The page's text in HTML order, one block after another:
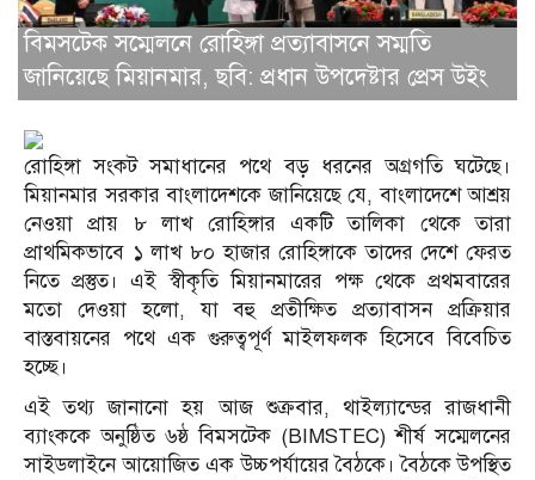
বিমসটেক সম্মেলনে রোহিঙ্গা প্রত্যাবাসনে সম্মতি
জানিয়েছে মিয়ানমার, ছবি: প্রধান উপদেষ্টার প্রেস উইং
রোহিঙ্গা সংকট সমাধানের পথে বড় ধরনের অগ্রগতি ঘটেছে।
মিয়ানমার সরকার বাংলাদেশকে জানিয়েছে যে, বাংলাদেশে আশ্রয়
নেওয়া প্রায় ৮ লাখ রোহিঙ্গার একটি তালিকা থেকে তারা
প্রাথমিকভাবে ১ লাখ ৮০ হাজার রোহিঙ্গাকে তাদের দেশে ফেরত
নিতে প্রস্তুত। এই স্বীকৃতি মিয়ানমারের পক্ষ থেকে প্রথমবারের
মতো দেওয়া হলো, যা বহু প্রতীক্ষিত প্রত্যাবাসন প্রক্রিয়ার
বাস্তবায়নের পথে এক গুরুত্বপূর্ণ মাইলফলক হিসেবে বিবেচিত
হচ্ছে।
এই তথ্য জানানো হয় আজ শুক্রবার, থাইল্যান্ডের রাজধানী
ব্যাংককে অনুষ্ঠিত ৬ষ্ঠ বিমসটেক (BIMSTEC) শীর্ষ সম্মেলনের
সাইডলাইনে আয়োজিত এক উচ্চপর্যায়ের বৈঠকে। বৈঠকে উপস্থিত